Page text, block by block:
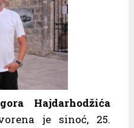
Hajdarhodžića
je sinoć, 25.